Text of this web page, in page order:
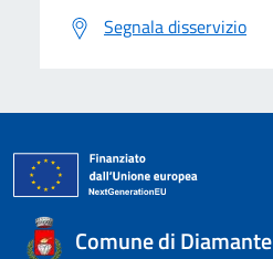
Segnala disservizio
Comune di Diamante